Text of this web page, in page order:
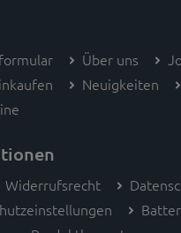
Über uns
Neuigkeiten
Widerrufsrecht